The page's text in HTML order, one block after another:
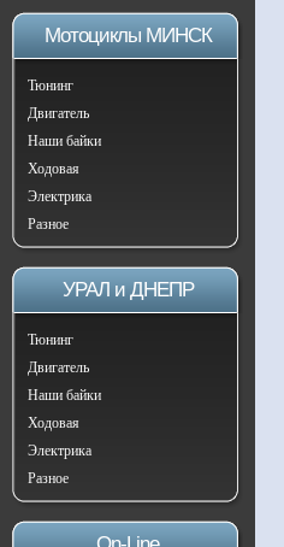
Мотоциклы МИНСК
Тюнинг
Двигатель
Наши байки
Ходовая
Электрика
Разное
УРАЛ и ДНЕПР
Тюнинг
Двигатель
Наши байки
Ходовая
Электрика
Разное